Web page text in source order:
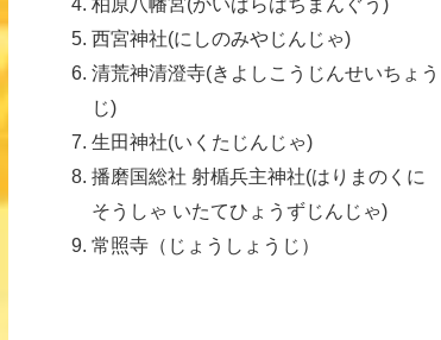
西宮神社(にしのみやじんじゃ)
清荒神清澄寺(きよしこうじんせいちょう
じ)
生田神社(いくたじんじゃ)
播磨国総社 射楯兵主神社(はりまのくに
そうしゃ いたてひょうずじんじゃ)
常照寺（じょうしょうじ）